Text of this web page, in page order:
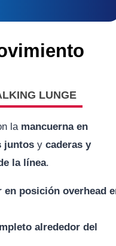
LUNGE
la mancuerna en
juntos y caderas y
la línea.
en posición overhead
alrededor del